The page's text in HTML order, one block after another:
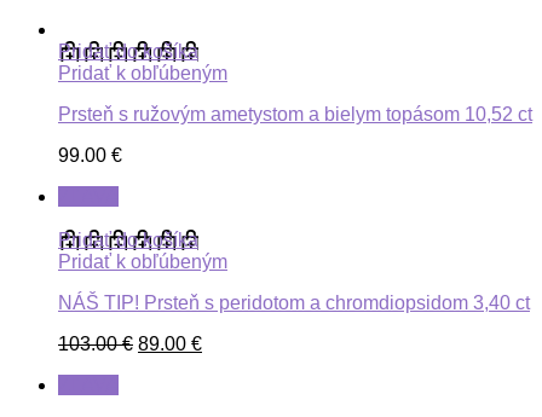
Pridať do košíka
Pridať k obľúbeným
Prsteň s ružovým ametystom a bielym topásom 10,52 ct
99.00 €
Pridať do košíka
Pridať k obľúbeným
NÁŠ TIP! Prsteň s peridotom a chromdiopsidom 3,40 ct
103.00€ 89.00 €